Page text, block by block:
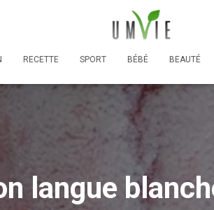
RECETTE SPORT BÉBÉ BEAUTÉ
langue